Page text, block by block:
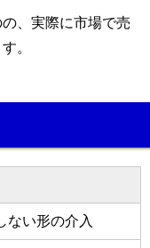
、実際に市場で売
。
ない形の介入